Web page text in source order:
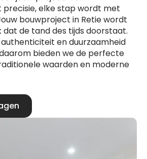
elke stap wordt met
bouwproject in Retie wordt
de tand des tijds doorstaat.
en duurzaamheid
bieden we de perfecte
waarden en moderne